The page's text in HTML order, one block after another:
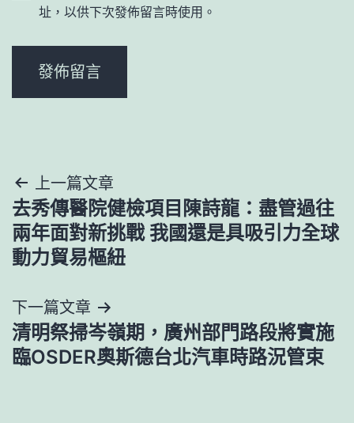
址，以供下次發佈留言時使用。
文
章
導
覽
上一篇文章
去秀傳醫院健檢項目陳詩龍：盡管過往
兩年面對新挑戰 我國還是具吸引力全球
動力貿易樞紐
下一篇文章
清明祭掃岑嶺期，廣州部門路段將實施
臨OSDER奧斯德台北汽車時路況管束